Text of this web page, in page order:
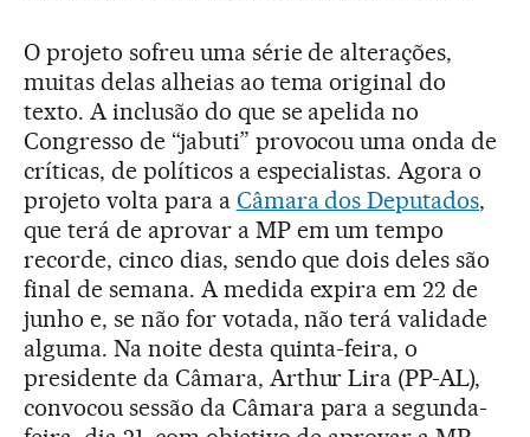
O projeto sofreu uma série de alterações,
muitas delas alheias ao tema original do
texto. A inclusão do que se apelida no
Congresso de “jabuti” provocou uma onda de
críticas, de políticos a especialistas. Agora o
projeto volta para a Câmara dos Deputados,
que terá de aprovar a MP em um tempo
recorde, cinco dias, sendo que dois deles são
final de semana. A medida expira em 22 de
junho e, se não for votada, não terá validade
alguma. Na noite desta quinta-feira, o
presidente da Câmara, Arthur Lira (PP-AL),
convocou sessão da Câmara para a segunda-